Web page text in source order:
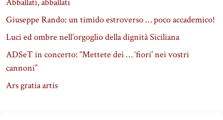
Giuseppe Rando: un timido estroverso … poco accademico!
Luci ed ombre nell’orgoglio della dignità Siciliana
ADSeT in concerto: “Mettete dei … ‘fiori’ nei vostri
cannoni”
Ars gratia artis